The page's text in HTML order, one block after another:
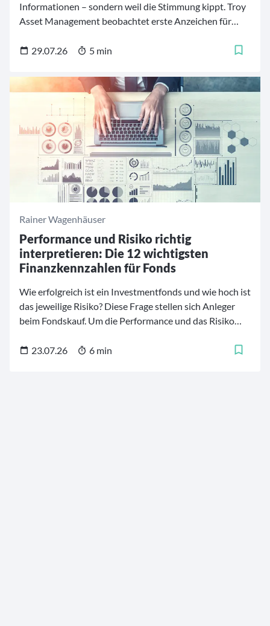
Informationen – sondern weil die Stimmung kippt. Troy
Asset Management beobachtet erste Anzeichen für
welche Rolle die Anlegerpsychologie derzeit spielt und
zieht.
29.07.26 5 min
Rainer Wagenhäuser
Performance und Risiko richtig
interpretieren: Die 12 wichtigsten
Finanzkennzahlen für Fonds
Wie erfolgreich ist ein Investmentfonds und wie hoch ist
das jeweilige Risiko? Diese Frage stellen sich Anleger
beim Fondskauf. Um die Performance und das Risiko
vergleichen zu können, stehen mehrere
23.07.26 6 min